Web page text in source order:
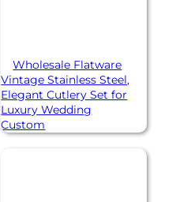
Wholesale Flatware
Vintage Stainless Steel,
Elegant Cutlery Set for
Luxury Wedding
Custom